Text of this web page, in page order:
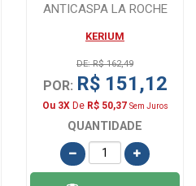
ANTICASPA LA ROCHE
KERIUM
DE: R$ 162,49
POR: R$ 151,12
Ou 3XDe R$ 50,37 Sem Juros
QUANTIDADE